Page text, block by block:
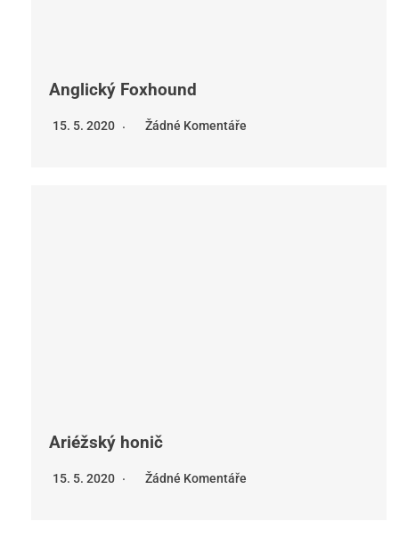
Anglický Foxhound
15. 5. 2020 Žádné Komentáře
Ariéžský honič
15. 5. 2020 Žádné Komentáře